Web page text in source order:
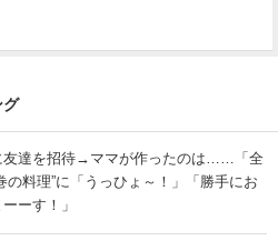
グ
友達を招待→ママが作ったのは……「全
料理”に「うっひょ～！」「勝手にお
ーす！」